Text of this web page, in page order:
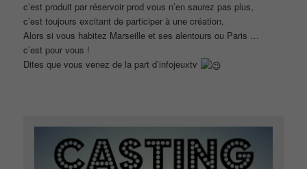
c’est produit par réservoir prod vous n’en saurez pas plus,
c’est toujours excitant de participer à une création.
Alors si vous habitez Marseille et ses alentours ou Paris …
c’est pour vous !
Dites que vous venez de la part d’infojeuxtv